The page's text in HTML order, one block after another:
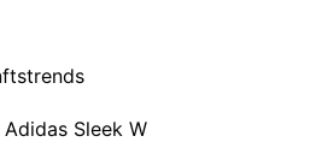
Sleek W